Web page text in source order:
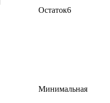
Остаток6
Минимальная